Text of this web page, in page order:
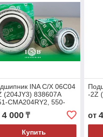
INA C/X 06C04
(204JY3) 838607A
CMA204RY2, 550-
820-003C, 822-011C,
GA2014,
4 000₸
Купить
-2Z
от